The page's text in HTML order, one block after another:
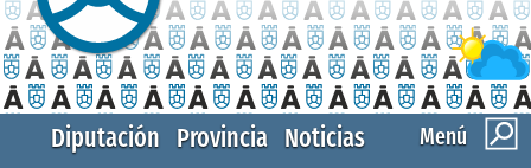
Menú
Diputación Provincia Noticias